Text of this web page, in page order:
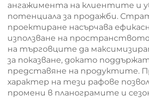
ангажимента на клиентите и
потенциала за продажби.
проектиране насърчава
използване на
на търговците да
за показване, докато
представяне на продуктите.
характер на тези рафове
промени в планограмите и